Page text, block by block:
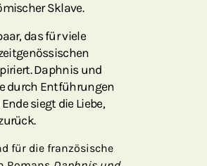
Sklave.
das für viele
Daphnis und
durch Entführungen
siegt die Liebe,
für die französische